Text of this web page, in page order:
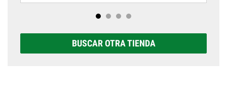
BUSCAR OTRA TIENDA